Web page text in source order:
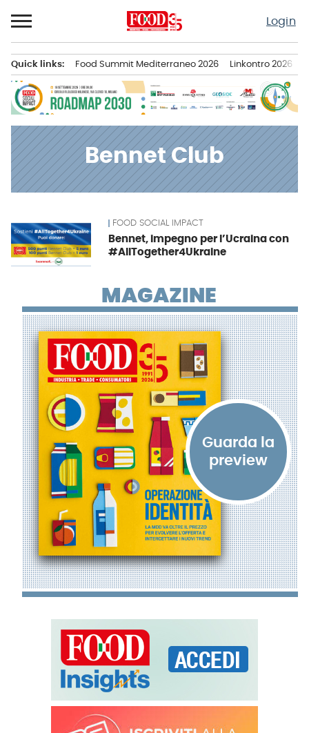
al
contenuto
Login
principale
Quick links: Food Summit Mediterraneo 2026 Linkontro 2026
Bennet Club
News FOOD SOCIAL IMPACT
Bennet, impegno per l’Ucraina con
#AllTogether4Ukraine
MAGAZINE